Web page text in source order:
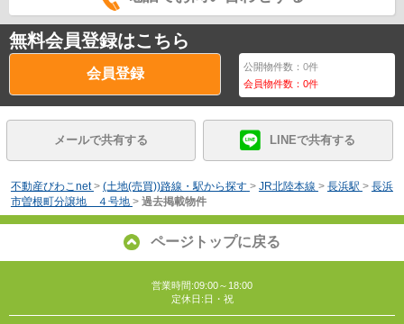
無料会員登録はこちら
会員登録 公開物件数：0件
会員物件数：0件
メールで共有する LINEで共有する
不動産びわこnet > (土地(売買))路線・駅から探す > JR北陸本線 > 長浜駅 > 長浜
市曽根町分譲地 ４号地 > 過去掲載物件
ページトップに戻る
営業時間:09:00～18:00
定休日:日・祝